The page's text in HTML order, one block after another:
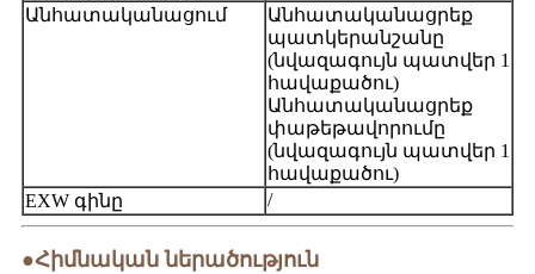
Անհատականացում
Անհատականացրեք
պատկերանշանը
(նվազագույն պատվեր 1
հավաքածու)
Անհատականացրեք
փաթեթավորումը
(նվազագույն պատվեր 1
հավաքածու)
EXW գինը
/
●Հիմնական ներածություն